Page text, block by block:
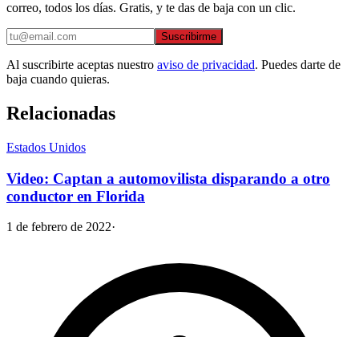
correo, todos los días. Gratis, y te das de baja con un clic.
Suscribirme
Al suscribirte aceptas nuestro aviso de privacidad. Puedes darte de
baja cuando quieras.
Relacionadas
Estados Unidos
Video: Captan a automovilista disparando a otro
conductor en Florida
1 de febrero de 2022·